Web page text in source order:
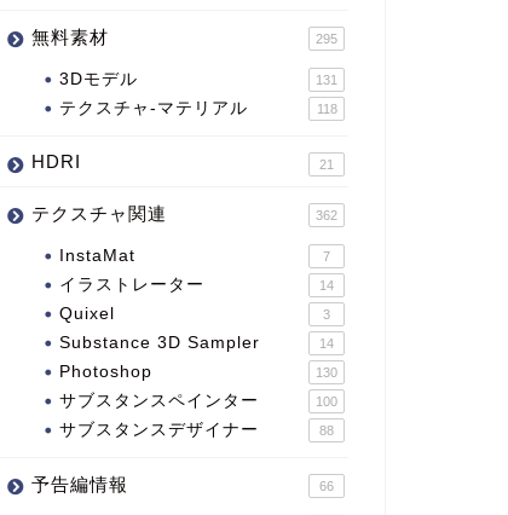
無料素材 295
3Dモデル 131
テクスチャ-マテリアル 118
HDRI 21
テクスチャ関連 362
InstaMat 7
イラストレーター 14
Quixel 3
Substance 3D Sampler 14
Photoshop 130
サブスタンスペインター 100
サブスタンスデザイナー 88
予告編情報 66